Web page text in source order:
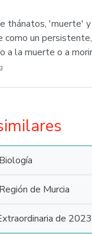
thánatos, 'muerte' y
como un
a la muerte o a
Biología
Región de Murcia
de 2023